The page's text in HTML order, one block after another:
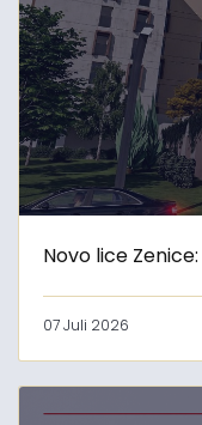
Novo lice Zenice:
07 Juli 2026